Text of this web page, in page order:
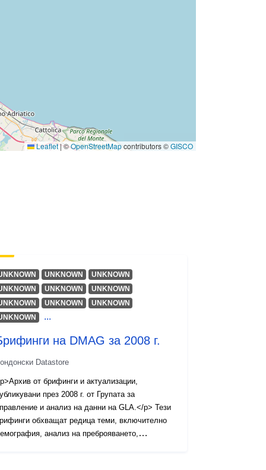
Leaflet|©OpenStreetMapcontributors ©GISCO
UNKNOWN
UNKNOWN
UNKNOWN
UNKNOWN
UNKNOWN
UNKNOWN
...
на DMAG за 2008 г.
Datastore
от брифинги и актуализации,
през 2008 г. от Групата за
и анализ на данни на GLA.</p> Тези
обхващат редица теми, включително
анализ на преброяването,